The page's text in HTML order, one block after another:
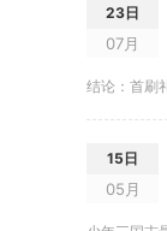
23日
07月
15日
05月